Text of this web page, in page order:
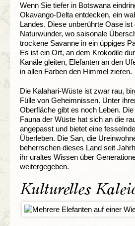
Wenn Sie tiefer in Botswana
Okavango-Delta entdecken, ein
Landes. Diese unberührte Oase ist
Naturwunder, wo saisonale
trockene Savanne in ein üppiges
Es ist ein Ort, an dem Krokodile
Kanäle gleiten, Elefanten an den
in allen Farben den Himmel zieren.
Die Kalahari-Wüste ist zwar rau,
Fülle von Geheimnissen. Unter
Oberfläche gibt es noch Leben.
Fauna der Wüste hat sich an die
angepasst und bietet eine
Überleben. Die San, die
beherrschen dieses Land seit
ihr uraltes Wissen über
weitergegeben.
Kulturelles